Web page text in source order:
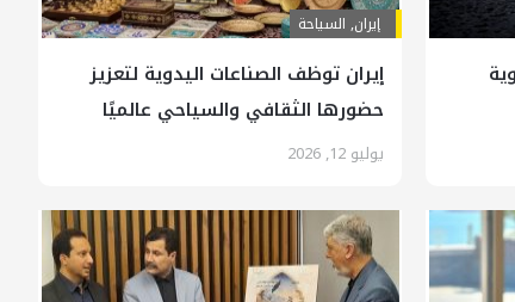
إيران, السياحة
إيران توظف الصناعات اليدوية لتعزيز
حضورها الثقافي والسياحي عالميًا
يوليو 12, 2026